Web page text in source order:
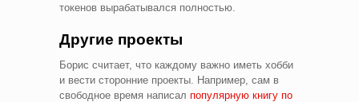
токенов вырабатывался полностью.
Другие проекты
Борис считает, что каждому важно иметь хобби
и вести сторонние проекты. Например, сам в
свободное время написал популярную книгу по